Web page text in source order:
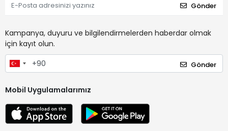
Gönder
Kampanya, duyuru ve bilgilendirmelerden haberdar olmak
için kayıt olun.
Gönder
Mobil Uygulamalarımız